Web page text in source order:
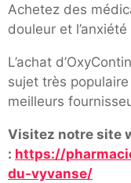
Achetez des
douleur et
L’achat
sujet très
meilleurs
Visitez notre site
: https://
du-vyvanse/